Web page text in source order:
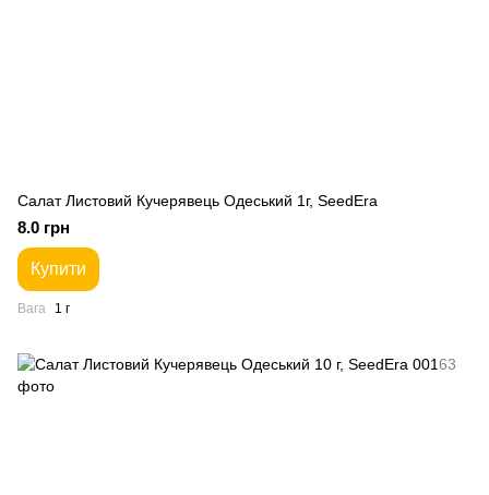
Салат Листовий Кучерявець Одеський 1г, SeedEra
8.0 грн
Купити
Вага 1 г